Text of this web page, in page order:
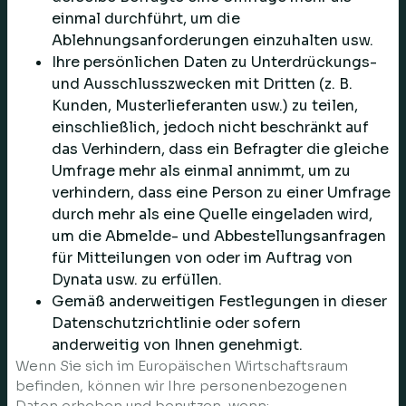
einmal durchführt, um die
Ablehnungsanforderungen einzuhalten usw.
Ihre persönlichen Daten zu Unterdrückungs-
und Ausschlusszwecken mit Dritten (z. B.
Kunden, Musterlieferanten usw.) zu teilen,
einschließlich, jedoch nicht beschränkt auf
das Verhindern, dass ein Befragter die gleiche
Umfrage mehr als einmal annimmt, um zu
verhindern, dass eine Person zu einer Umfrage
durch mehr als eine Quelle eingeladen wird,
um die Abmelde- und Abbestellungsanfragen
für Mitteilungen von oder im Auftrag von
Dynata usw. zu erfüllen.
Gemäß anderweitigen Festlegungen in dieser
Datenschutzrichtlinie oder sofern
anderweitig von Ihnen genehmigt.
Wenn Sie sich im Europäischen Wirtschaftsraum
befinden, können wir Ihre personenbezogenen